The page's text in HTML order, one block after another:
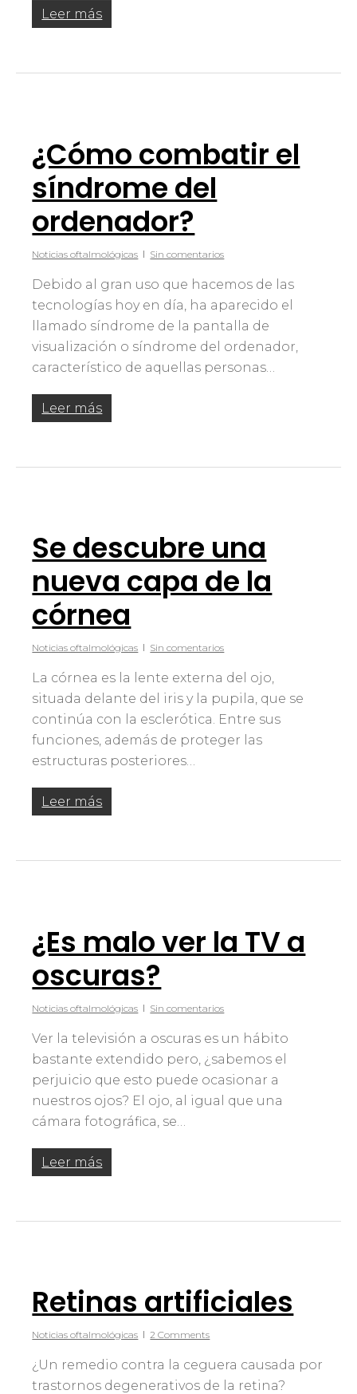
Leer más
¿Cómo combatir el
síndrome del
ordenador?
Noticias oftalmológicas Sin comentarios
Debido al gran uso que hacemos de las
tecnologías hoy en día, ha aparecido el
llamado síndrome de la pantalla de
visualización o síndrome del ordenador,
característico de aquellas personas…
Leer más
Se descubre una
nueva capa de la
córnea
Noticias oftalmológicas Sin comentarios
La córnea es la lente externa del ojo,
situada delante del iris y la pupila, que se
continúa con la esclerótica. Entre sus
funciones, además de proteger las
estructuras posteriores…
Leer más
¿Es malo ver la TV a
oscuras?
Noticias oftalmológicas Sin comentarios
Ver la televisión a oscuras es un hábito
bastante extendido pero, ¿sabemos el
perjuicio que esto puede ocasionar a
nuestros ojos? El ojo, al igual que una
cámara fotográfica, se…
Leer más
Retinas artificiales
Noticias oftalmológicas 2 Comments
¿Un remedio contra la ceguera causada por
trastornos degenerativos de la retina?